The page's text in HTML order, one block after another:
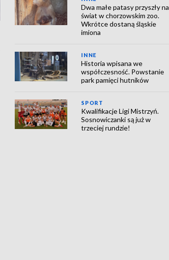
Dwa małe patasy przyszły na
świat w chorzowskim zoo.
Wkrótce dostaną śląskie
imiona
INNE
Historia wpisana we
współczesność. Powstanie
park pamięci hutników
SPORT
Kwalifikacje Ligi Mistrzyń.
Sosnowiczanki są już w
trzeciej rundzie!